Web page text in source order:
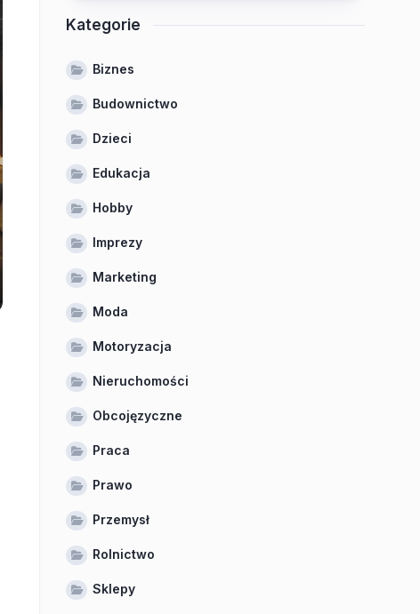
Kategorie
Biznes
Budownictwo
Dzieci
Edukacja
Hobby
Imprezy
Marketing
Moda
Motoryzacja
Nieruchomości
Obcojęzyczne
Praca
Prawo
Przemysł
Rolnictwo
Sklepy